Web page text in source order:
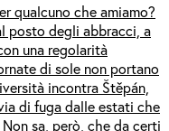
qualcuno che amiamo?
posto degli abbracci, a
una regolarità
di sole non portano
incontra Štěpán,
di fuga dalle estati che
sa, però, che da certi